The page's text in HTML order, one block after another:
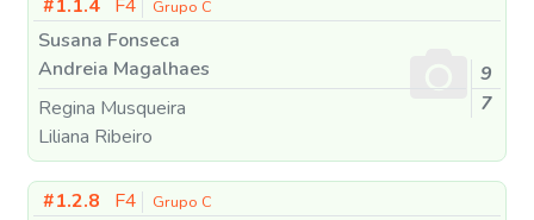
#1.1.4 F4 Grupo C
Susana Fonseca
Andreia Magalhaes
Regina Musqueira
Liliana Ribeiro
9
7
#1.2.8 F4 Grupo C